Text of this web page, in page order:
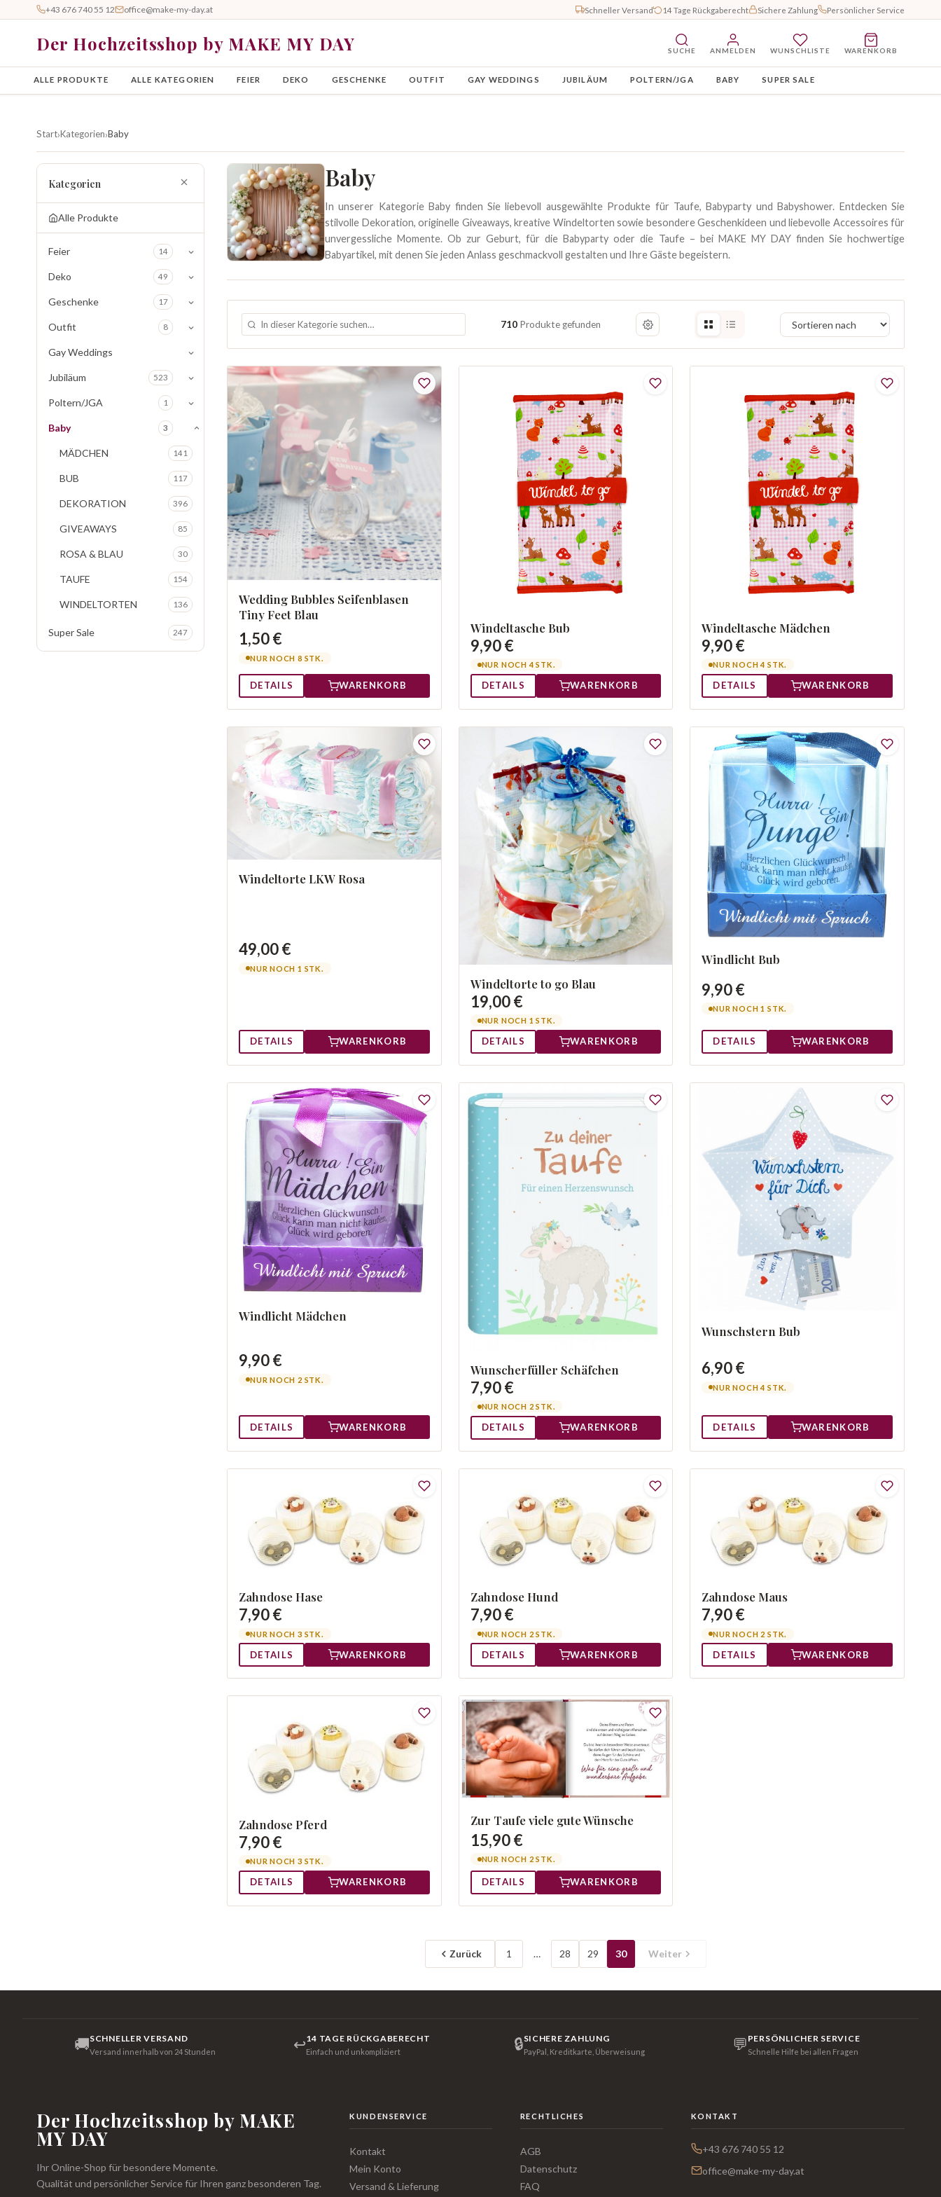
+43 676 740 55 12 office@make-my-day.at Schneller Versand 14 Tage Rückgaberecht Sichere Zahlung Persönlicher Service
Der Hochzeitsshop by MAKE MY DAY SUCHE ANMELDEN WUNSCHLISTE WARENKORB
ALLE PRODUKTE ALLE KATEGORIEN FEIER DEKO GESCHENKE OUTFIT GAY WEDDINGS JUBILÄUM POLTERN/JGA BABY SUPER SALE
Start›Kategorien›Baby
Kategorien
Alle Produkte
Feier 14
Deko 49
Geschenke 17
Outfit 8
Gay Weddings
Jubiläum 523
Poltern/JGA 1
Baby 3
MÄDCHEN 141
BUB 117
DEKORATION 396
GIVEAWAYS 85
ROSA & BLAU 30
TAUFE 154
WINDELTORTEN 136
Super Sale 247
Baby
In unserer Kategorie Baby finden Sie liebevoll ausgewählte Produkte für Taufe, Babyparty und Babyshower. Entdecken Sie
stilvolle Dekoration, originelle Giveaways, kreative Windeltorten sowie besondere Geschenkideen und liebevolle Accessoires für
unvergessliche Momente. Ob zur Geburt, für die Babyparty oder die Taufe – bei MAKE MY DAY finden Sie hochwertige
Babyartikel, mit denen Sie jeden Anlass geschmackvoll gestalten und Ihre Gäste begeistern.
710 Produkte gefunden
Wedding Bubbles Seifenblasen
Tiny Feet Blau
1,50 €
NUR NOCH 8 STK.
DETAILS WARENKORB
Windeltasche Bub
9,90 €
NUR NOCH 4 STK.
DETAILS WARENKORB
Windeltasche Mädchen
9,90 €
NUR NOCH 4 STK.
DETAILS WARENKORB
Windeltorte LKW Rosa
49,00 €
NUR NOCH 1 STK.
DETAILS WARENKORB
Windeltorte to go Blau
19,00 €
NUR NOCH 1 STK.
DETAILS WARENKORB
Windlicht Bub
9,90 €
NUR NOCH 1 STK.
DETAILS WARENKORB
Windlicht Mädchen
9,90 €
NUR NOCH 2 STK.
DETAILS WARENKORB
Wunscherfüller Schäfchen
7,90 €
NUR NOCH 2 STK.
DETAILS WARENKORB
Wunschstern Bub
6,90 €
NUR NOCH 4 STK.
DETAILS WARENKORB
Zahndose Hase
7,90 €
NUR NOCH 3 STK.
DETAILS WARENKORB
Zahndose Hund
7,90 €
NUR NOCH 2 STK.
DETAILS WARENKORB
Zahndose Maus
7,90 €
NUR NOCH 2 STK.
DETAILS WARENKORB
Zahndose Pferd
7,90 €
NUR NOCH 3 STK.
DETAILS WARENKORB
Zur Taufe viele gute Wünsche
15,90 €
NUR NOCH 2 STK.
DETAILS WARENKORB
Zurück 1 … 28 29 30 Weiter
🚚SCHNELLER VERSAND
Versand innerhalb von 24 Stunden ↩14 TAGE RÜCKGABERECHT
Einfach und unkompliziert 🔒SICHERE ZAHLUNG
PayPal, Kreditkarte, Überweisung 💬 PERSÖNLICHER SERVICE
Schnelle Hilfe bei allen Fragen
Der Hochzeitsshop by MAKE
MY DAY
Ihr Online-Shop für besondere Momente.
Qualität und persönlicher Service für Ihren ganz besonderen Tag.
KUNDENSERVICE
Kontakt
Mein Konto
Versand & Lieferung
RECHTLICHES
AGB
Datenschutz
FAQ
KONTAKT
+43 676 740 55 12
office@make-my-day.at